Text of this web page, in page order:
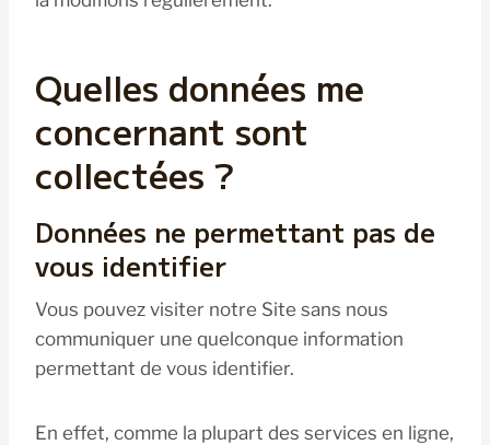
Quelles données me
concernant sont
collectées ?
Données ne permettant pas de
vous identifier
Vous pouvez visiter notre Site sans nous
communiquer une quelconque information
permettant de vous identifier.
En effet, comme la plupart des services en ligne,